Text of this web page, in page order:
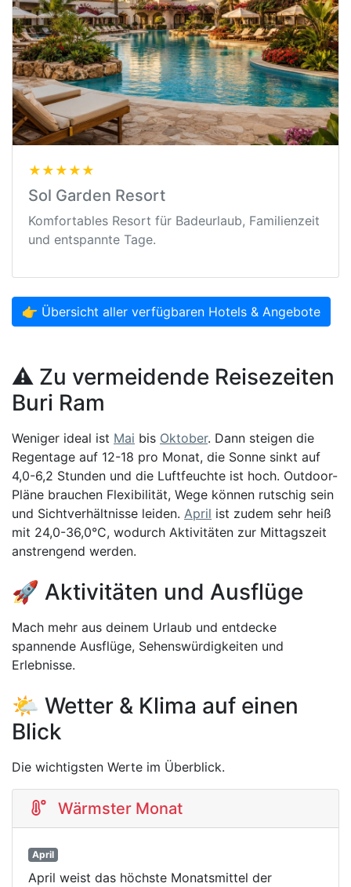
★★★★★
Sol Garden Resort
Komfortables Resort für Badeurlaub, Familienzeit
und entspannte Tage.
👉 Übersicht aller verfügbaren Hotels & Angebote
⚠️ Zu vermeidende Reisezeiten
Buri Ram
Weniger ideal ist Mai bis Oktober. Dann steigen die
Regentage auf 12-18 pro Monat, die Sonne sinkt auf
4,0-6,2 Stunden und die Luftfeuchte ist hoch. Outdoor-
Pläne brauchen Flexibilität, Wege können rutschig sein
und Sichtverhältnisse leiden. April ist zudem sehr heiß
mit 24,0-36,0°C, wodurch Aktivitäten zur Mittagszeit
anstrengend werden.
🚀 Aktivitäten und Ausflüge
Mach mehr aus deinem Urlaub und entdecke
spannende Ausflüge, Sehenswürdigkeiten und
Erlebnisse.
🌤️ Wetter & Klima auf einen
Blick
Die wichtigsten Werte im Überblick.
Wärmster Monat
April
April weist das höchste Monatsmittel der